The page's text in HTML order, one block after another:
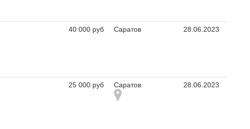
40 000 руб Саратов 28.06.2023
25 000 руб Саратов 28.06.2023